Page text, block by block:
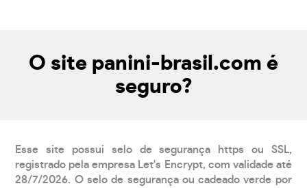
O site panini-brasil.com é
seguro?
Esse site possui selo de segurança https ou SSL,
registrado pela empresa Let's Encrypt, com validade até
28/7/2026. O selo de segurança ou cadeado verde por